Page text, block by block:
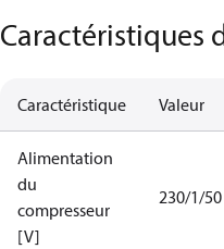
Caractéristiques
Caractéristique Valeur
Alimentation
du
compresseur
[V]
230/1/50